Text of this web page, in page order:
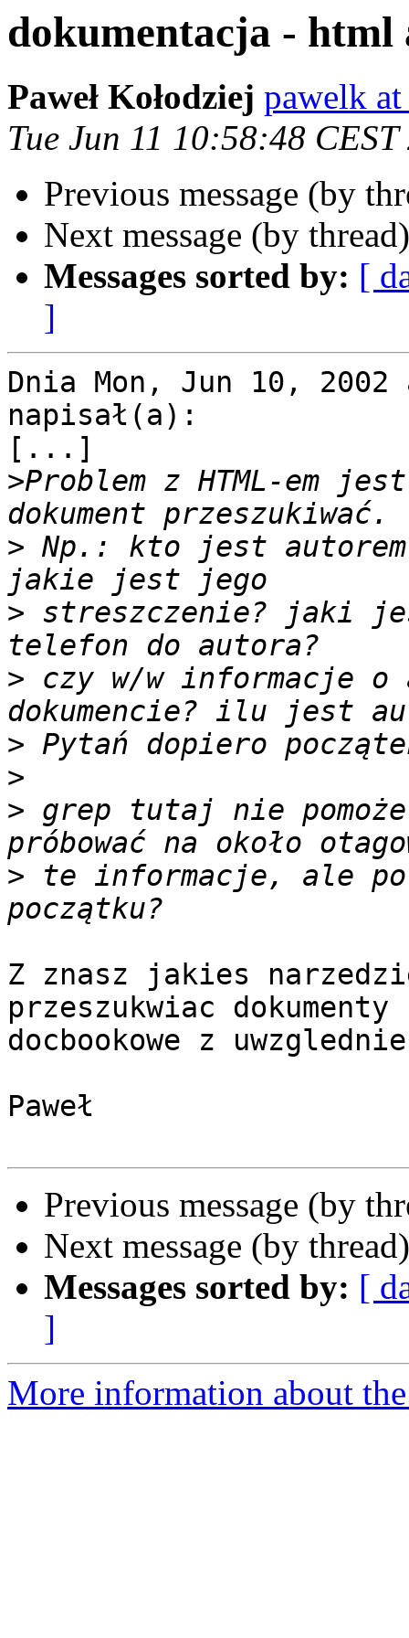
dokumentacja - html
Paweł Kołodziej pawelk
Tue Jun 11 10:58:48 CEST
Previous message (by
Next message (by
Messages sorted by: [
]
Dnia Mon, Jun 10, 2002
napisał(a):
[...]
>Problem z HTML-em
> Np.: kto jest autorem
> streszczenie? jaki
> czy w/w informacje o
>
>
> grep tutaj nie
> te informacje, ale po
Z znasz jakies
przeszukwiac dokumenty
docbookowe z
Paweł
Previous message (by
Next message (by
Messages sorted by: [
]
More information about